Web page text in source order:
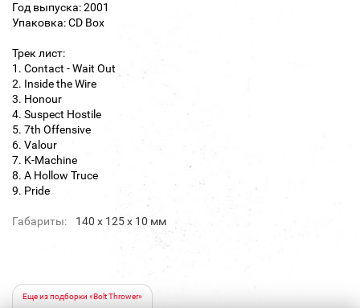
Год выпуска: 2001
Упаковка: CD Box
Трек лист:
1. Contact - Wait Out
2. Inside the Wire
3. Honour
4. Suspect Hostile
5. 7th Offensive
6. Valour
7. K-Machine
8. A Hollow Truce
9. Pride
Габариты: 140 х 125 х 10 мм
Еще из подборки «Bolt Thrower»